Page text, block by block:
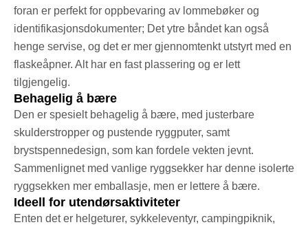
foran er perfekt for oppbevaring av lommebøker og
identifikasjonsdokumenter; Det ytre båndet kan også
henge servise, og det er mer gjennomtenkt utstyrt med en
flaskeåpner. Alt har en fast plassering og er lett
tilgjengelig.
Behagelig å bære
Den er spesielt behagelig å bære, med justerbare
skulderstropper og pustende ryggputer, samt
brystspennedesign, som kan fordele vekten jevnt.
Sammenlignet med vanlige ryggsekker har denne isolerte
ryggsekken mer emballasje, men er lettere å bære.
Ideell for utendørsaktiviteter
Enten det er helgeturer, sykkeleventyr, campingpiknik,